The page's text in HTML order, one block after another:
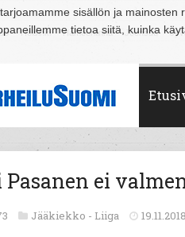
sisällön ja
tietoa siitä, kuinka
Helsinki Hämeenlinna Joensuu
ei
Jääkiekko - Liiga 19.11.2018